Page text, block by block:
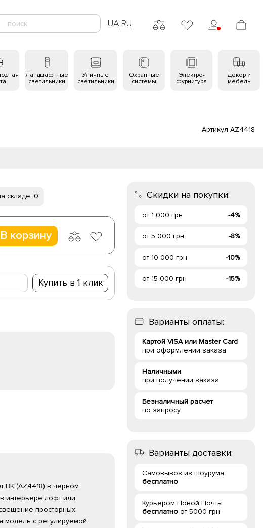
UA RU
Ландшафтные
светильники
Уличные
светильники
Охранные
системы
Электро-
фурнитура
Декор и
мебель
Артикул AZ4418
складе: 0
В корзину
Купить в 1 клик
BK (AZ4418) в черном
интерьере лофт или
просторных
модель с регулируемой
Скидки на покупки:
от 1 000 грн -4%
от 5 000 грн -8%
от 10 000 грн -10%
от 15 000 грн -15%
Варианты оплаты:
Картой VISA или Master Card
при оформлении заказа
Наличными
при получении заказа
Безналичный расчет
по запросу
Варианты доставки:
Самовывоз из шоурума
бесплатно
Курьером Новой Почты
бесплатно от 5000 грн